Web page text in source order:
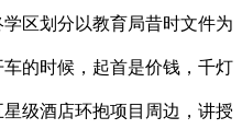
区划分以教育局昔时文件为
的时候，起首是价钱，千灯
级酒店环抱项目周边，讲授